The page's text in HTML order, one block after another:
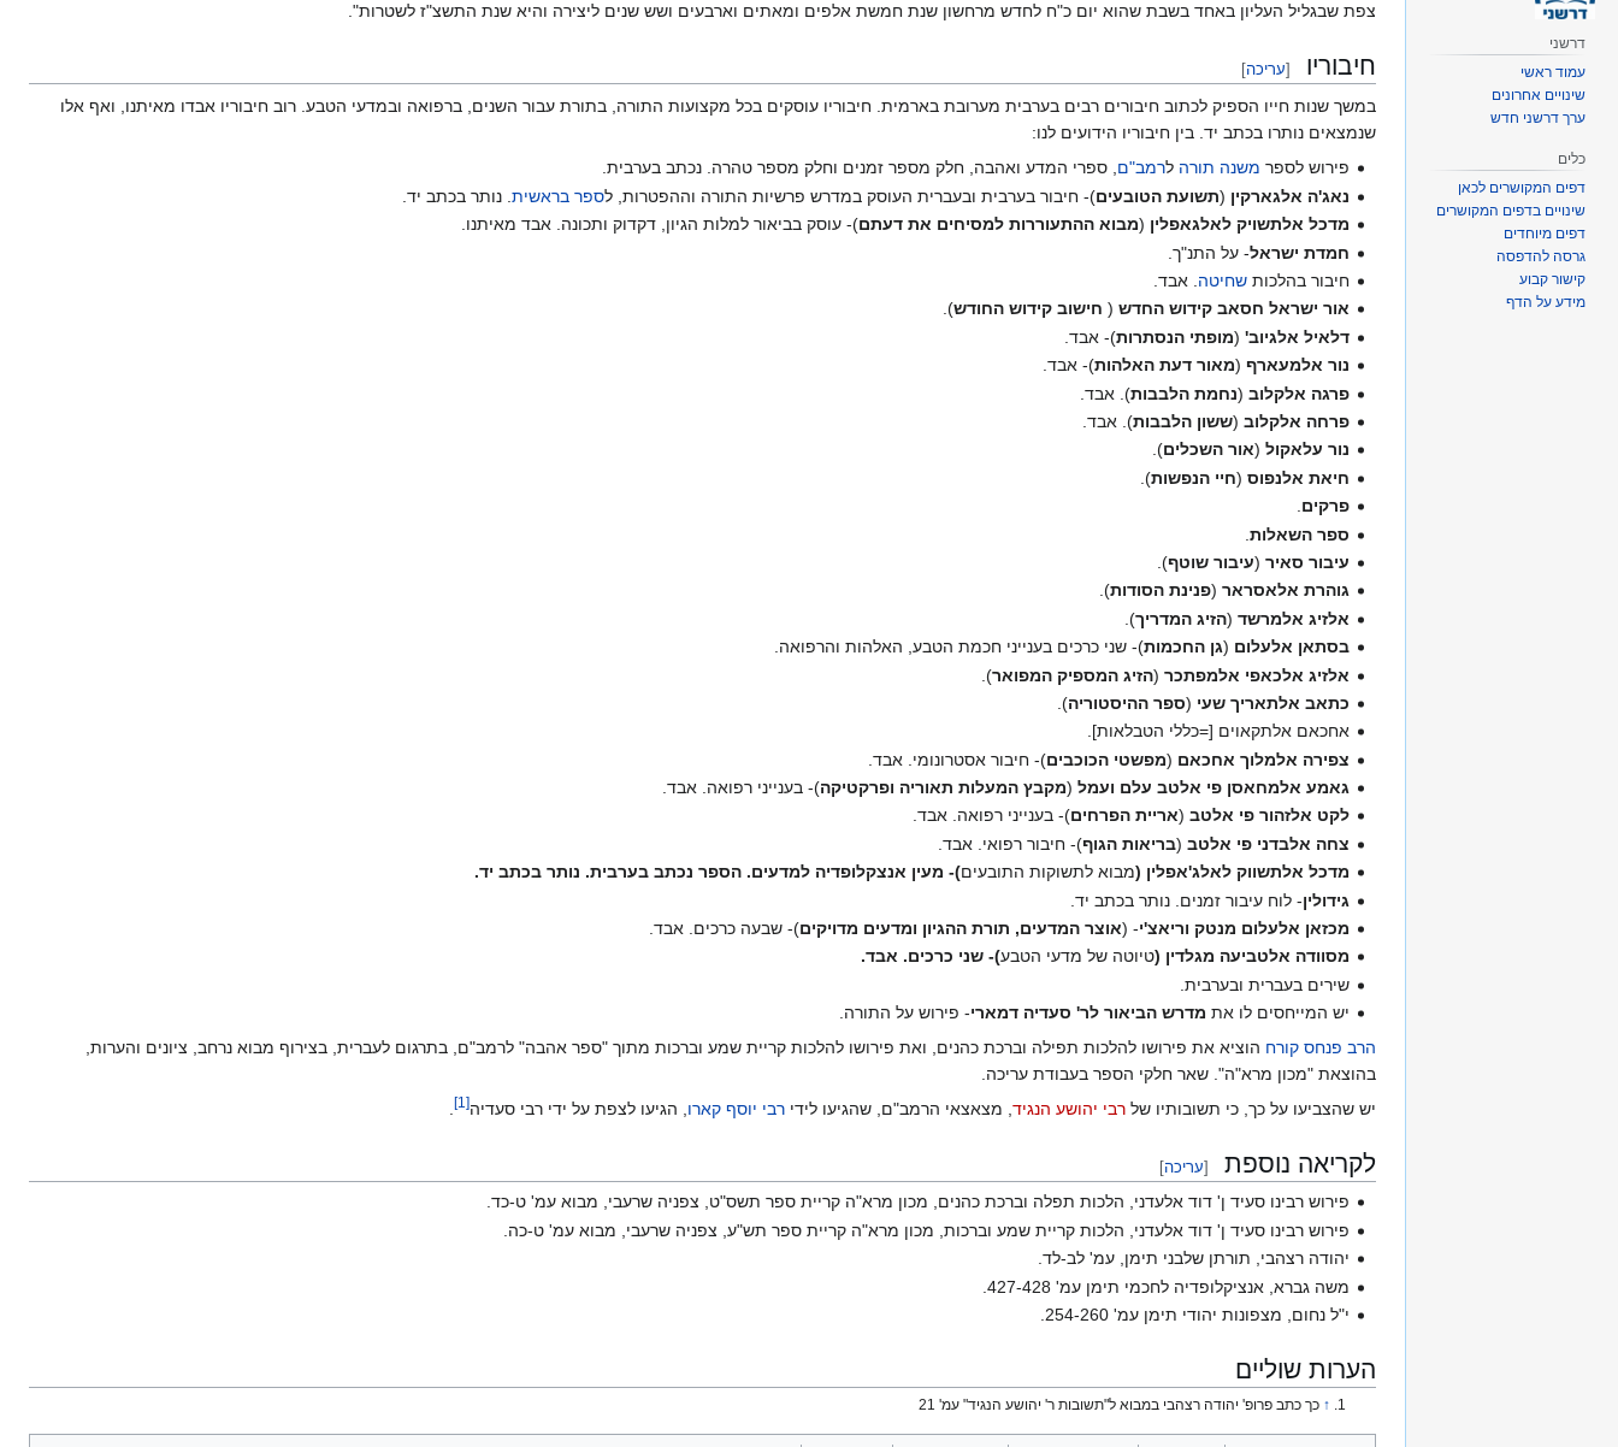
צפת שבגליל העליון באחד בשבת שהוא יום כ"ח לחדש מרחשון שנת חמשת אלפים ומאתים וארבעים ושש שנים ליצירה והיא שנת התשצ"ז לשטרות".
חיבוריו [עריכה]
במשך שנות חייו הספיק לכתוב חיבורים רבים בערבית מערובת בארמית. חיבוריו עוסקים בכל מקצועות התורה, בתורת עבור השנים, ברפואה ובמדעי הטבע. רוב חיבוריו אבדו מאיתנו, ואף אלו
שנמצאים נותרו בכתב יד. בין חיבוריו הידועים לנו:
פירוש לספר משנה תורה לרמב"ם, ספרי המדע ואהבה, חלק מספר זמנים וחלק מספר טהרה. נכתב בערבית.
נאג'ה אלגארקין (תשועת הטובעים)- חיבור בערבית ובעברית העוסק במדרש פרשיות התורה וההפטרות, לספר בראשית . נותר בכתב יד.
מדכל אלתשויק לאלגאפלין (מבוא ההתעוררות למסיחים את דעתם)- עוסק בביאור למלות הגיון, דקדוק ותכונה. אבד מאיתנו.
חמדת ישראל- על התנ"ך.
חיבור בהלכותשחיטה . אבד.
אור ישראל חסאב קידוש החדש ( חישוב קידוש החודש).
דלאיל אלגיוב' (מופתי הנסתרות)- אבד.
נור אלמעארף (מאור דעת האלהות)- אבד.
פרגה אלקלוב (נחמת הלבבות). אבד.
פרחה אלקלוב (ששון הלבבות). אבד.
נור עלאקול (אור השכלים).
חיאת אלנפוס (חיי הנפשות).
פרקים
ספר השאלות
עיבור סאיר (עיבור שוטף).
גוהרת אלאסראר (פנינת הסודות).
אלזיג אלמרשד (הזיג המדריך).
בסתאן אלעלום (גן החכמות)- שני כרכים בענייני חכמת הטבע, האלהות והרפואה.
אלזיג אלכאפי אלמפתכר (הזיג המספיק המפואר).
כתאב אלתאריך שעי (ספר ההיסטוריה).
אחכאם אלתקאוים [=כללי הטבלאות].
צפירה אלמלוך אחכאם (מפשטי הכוכבים)- חיבור אסטרונומי. אבד.
גאמע אלמחאסן פי אלטב עלם ועמל (מקבץ המעלות תאוריה ופרקטיקה)- בענייני רפואה. אבד.
לקט אלזהור פי אלטב (אריית הפרחים)- בענייני רפואה. אבד.
צחה אלבדני פי אלטב (בריאות הגוף)- חיבור רפואי. אבד.
מדכל אלתשווק לאלג'אפלין (מבוא לתשוקות התובעים)- מעין אנצקלופדיה למדעים. הספר נכתב בערבית. נותר בכתב יד.
גידולין- לוח עיבור זמנים. נותר בכתב יד.
מכזאן אלעלום מנטק וריאצ'י- (אוצר המדעים, תורת ההגיון ומדעים מדויקים)- שבעה כרכים. אבד.
מסוודה אלטביעה מגלדין (טיוטה של מדעי הטבע)- שני כרכים. אבד.
שירים בעברית ובערבית.
יש המייחסים לו את מדרש הביאור לר' סעדיה דמארי- פירוש על התורה.
הרב פנחס קורח הוציא את פירושו להלכות תפילה וברכת כהנים, ואת פירושו להלכות קריית שמע וברכות מתוך "ספר אהבה" לרמב"ם, בתרגום לעברית, בצירוף מבוא נרחב, ציונים והערות,
בהוצאת "מכון מרא"ה". שאר חלקי הספר בעבודת עריכה.
יש שהצביעו על כך, כי תשובותיו של רבי יהושע הנגיד , מצאצאי הרמב"ם, שהגיעו לידי רבי יוסף קארו , הגיעו לצפת על ידי רבי סעדיה‏[
1
]
לקריאה נוספת [עריכה]
פירוש רבינו סעיד ן' דוד אלעדני, הלכות תפלה וברכת כהנים, מכון מרא"ה קריית ספר תשס"ט, צפניה שרעבי, מבוא עמ' ט-כד.
פירוש רבינו סעיד ן' דוד אלעדני, הלכות קריית שמע וברכות, מכון מרא"ה קריית ספר תש"ע, צפניה שרעבי, מבוא עמ' ט-כה.
יהודה רצהבי, תורתן שלבני תימן, עמ' לב-לד.
משה גברא, אנציקלופדיה לחכמי תימן עמ' 427-428.
י"ל נחום, מצפונות יהודי תימן עמ' 254-260.
הערות שוליים
↑ כך כתב פרופ' יהודה רצהבי במבוא ל"תשובות ר' יהושע הנגיד" עמ' 21
דרשני
עמוד ראשי
שינויים אחרונים
ערך דרשני חדש
כלים
דפים המקושרים לכאן
שינויים בדפים המקושרים
דפים מיוחדים
גרסה להדפסה
קישור קבוע
מידע על הדף